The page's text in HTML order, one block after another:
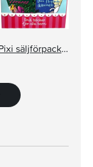
Pixi säljförpackning serie 249